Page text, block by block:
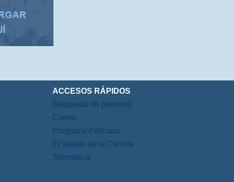
ACCESOS RÁPIDOS
Búsqueda de personal
Correo
Programa Pelícano
El Vaivén de la Ciencia
Telemática